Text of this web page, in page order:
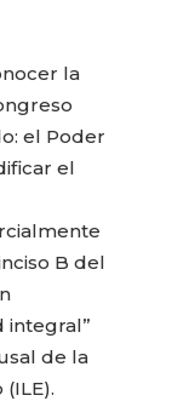
la
el Poder
el
B del
integral”
de la